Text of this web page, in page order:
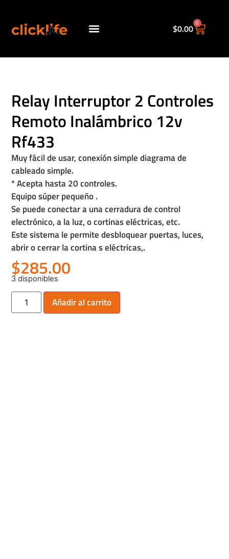
$0.00 0
Relay Interruptor 2 Controles
Remoto Inalámbrico 12v
Rf433
Muy fácil de usar, conexión simple diagrama de
cableado simple.
* Acepta hasta 20 controles.
Equipo súper pequeño .
Se puede conectar a una cerradura de control
electrónico, a la luz, o cortinas eléctricas, etc.
Este sistema le permite desbloquear puertas, luces,
abrir o cerrar la cortina s eléctricas,.
$285.00
3 disponibles
Añadir al carrito